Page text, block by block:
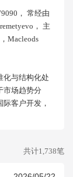
， 常经由
， 主
macleods
化与结构化处
市场趋势分
客户开发，
共计1,738笔